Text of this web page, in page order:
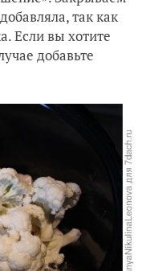
так как
Если вы хотите
добавьте